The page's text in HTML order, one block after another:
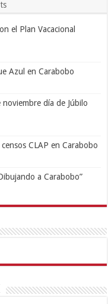
el Plan Vacacional
Azul en Carabobo
día de Júbilo
CLAP en Carabobo
a Carabobo”